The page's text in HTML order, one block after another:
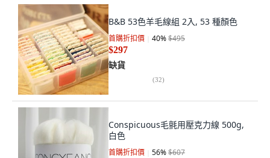
B&B 53色羊毛線組 2入, 53 種顏色
首購折扣價 40%$495
$297
缺貨
(32)
Conspicuous毛氈用壓克力線 500g,
白色
首購折扣價 56%$607